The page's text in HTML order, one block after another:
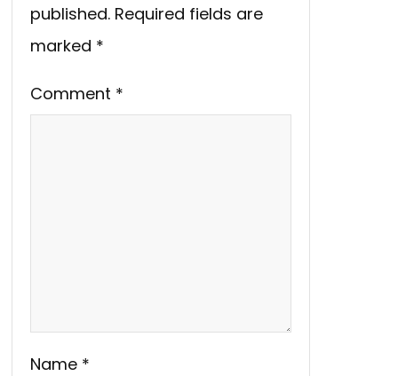
published. Required fields are
marked *
Comment *
Name *